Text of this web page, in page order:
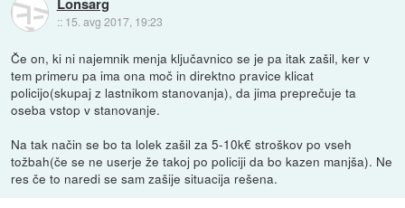
:: 15. avg 2017, 19:23
Če on, ki ni najemnik menja ključavnico se je pa itak zašil, ker v
tem primeru pa ima ona moč in direktno pravice klicat
policijo(skupaj z lastnikom stanovanja), da jima preprečuje ta
oseba vstop v stanovanje.
Na tak način se bo ta lolek zašil za 5-10k€ stroškov po vseh
tožbah(če se ne userje že takoj po policiji da bo kazen manjša). Ne
res če to naredi se sam zašije situacija rešena.